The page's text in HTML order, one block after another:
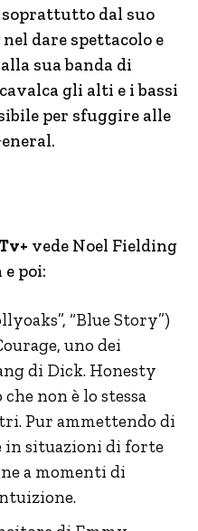
soprattutto dal suo
dare spettacolo e
sua banda di
gli alti e i bassi
per sfuggire alle
vede Noel Fielding
poi:
“Blue Story”)
uno dei
di Dick. Honesty
non è lo stessa
Pur ammettendo di
in situazioni di forte
a momenti di